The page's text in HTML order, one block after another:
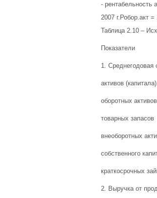
- рентабельность
2007 г.Робор.акт
Таблица 2.10 –
Показатели
1. Среднегодовая
активов (капитала)
оборотных активов
товарных запасов
внеоборотных
собственного
краткосрочных
2. Выручка от